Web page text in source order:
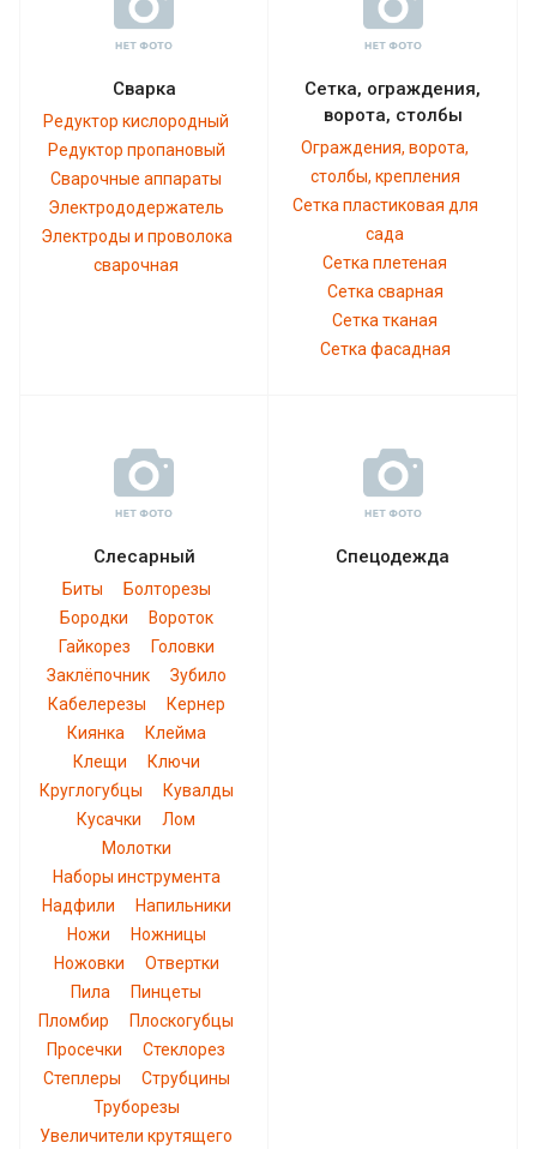
Сварка
Редуктор кислородный
Редуктор пропановый
Сварочные аппараты
Электрододержатель
Электроды и проволока
сварочная
Сетка, ограждения,
ворота, столбы
Ограждения, ворота,
столбы, крепления
Сетка пластиковая для
сада
Сетка плетеная
Сетка сварная
Сетка тканая
Сетка фасадная
Слесарный
Биты
Болторезы
Бородки
Вороток
Гайкорез
Головки
Заклёпочник
Зубило
Кабелерезы
Кернер
Киянка
Клейма
Клещи
Ключи
Круглогубцы
Кувалды
Кусачки
Лом
Молотки
Наборы инструмента
Надфили
Напильники
Ножи
Ножницы
Ножовки
Отвертки
Пила
Пинцеты
Пломбир
Плоскогубцы
Просечки
Стеклорез
Степлеры
Струбцины
Труборезы
Увеличители крутящего
Спецодежда